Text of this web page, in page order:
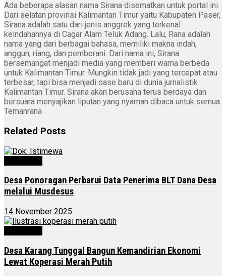
Ada beberapa alasan nama Sirana disematkan untuk portal ini.
Dari selatan provinsi Kalimantan Timur yaitu Kabupaten Paser,
Sirana adalah satu dari jenis anggrek yang terkenal
keindahannya di Cagar Alam Teluk Adang. Lalu, Rana adalah
nama yang dari berbagai bahasa, memiliki makna indah,
anggun, riang, dan pemberani. Dari nama ini, Sirana
bersemangat menjadi media yang memberi warna berbeda
untuk Kalimantan Timur. Mungkin tidak jadi yang tercepat atau
terbesar, tapi bisa menjadi oase baru di dunia jurnalistik
Kalimantan Timur. Sirana akan berusaha terus berdaya dan
bersuara menyajikan liputan yang nyaman dibaca untuk semua
Temanrana
Related Posts
Desa Ponoragan Perbarui Data Penerima BLT Dana Desa
melalui Musdesus
14 November 2025
Desa Karang Tunggal Bangun Kemandirian Ekonomi
Lewat Koperasi Merah Putih